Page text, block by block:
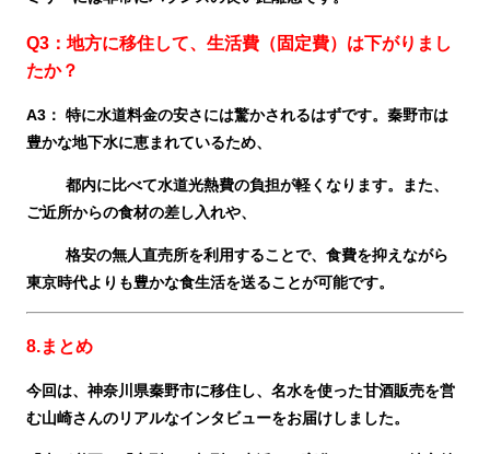
Q3：地方に移住して、生活費（固定費）は下がりまし
たか？
A3： 特に水道料金の安さには驚かされるはずです。秦野市は
豊かな地下水に恵まれているため、
都内に比べて水道光熱費の負担が軽くなります。また、
ご近所からの食材の差し入れや、
格安の無人直売所を利用することで、食費を抑えながら
東京時代よりも豊かな食生活を送ることが可能です。
8.まとめ
今回は、神奈川県秦野市に移住し、名水を使った甘酒販売を営
む山崎さんのリアルなインタビューをお届けしました。